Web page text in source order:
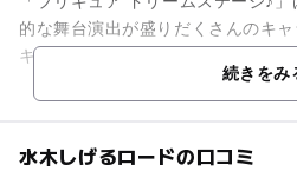
的な舞台演出が盛りだくさんのキ
キュアに会える素敵な一日をお楽し
続きをみ
水木しげるロードの口コミ